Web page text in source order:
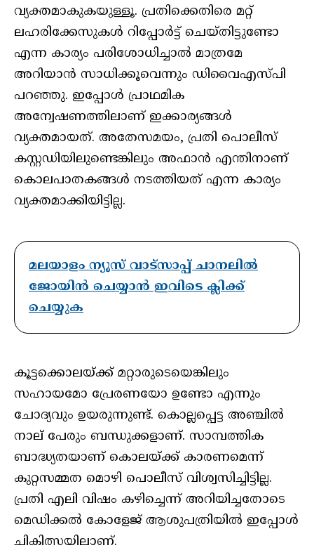
വ്യക്തമാകുകയുള്ളൂ. പ്രതിക്കെതിരെ മറ്റ്
ലഹരിക്കേസുകൾ റിപ്പോർട്ട് ചെയ്തിട്ടുണ്ടോ
എന്ന കാര്യം പരിശോധിച്ചാൽ മാത്രമേ
അറിയാൻ സാധിക്കൂവെന്നും ഡിവൈഎസ്പി
പറഞ്ഞു. ഇപ്പോൾ പ്രാഥമിക
അന്വേഷണത്തിലാണ് ഇക്കാര്യങ്ങൾ
വ്യക്തമായത്. അതേസമയം, പ്രതി പൊലീസ്
കസ്റ്റഡിയിലുണ്ടെങ്കിലും അഫാൻ എന്തിനാണ്
കൊലപാതകങ്ങൾ നടത്തിയത് എന്ന കാര്യം
വ്യക്തമാക്കിയിട്ടില്ല.
മലയാളം ന്യൂസ് വാട്സാപ്പ് ചാനലിൽ
ജോയിൻ ചെയ്യാൻ ഇവിടെ ക്ലിക്ക്
ചെയ്യുക
കൂട്ടക്കൊലയ്ക്ക് മറ്റാരുടെയെങ്കിലും
സഹായമോ പ്രേരണയോ ഉണ്ടോ എന്നും
ചോദ്യവും ഉയരുന്നുണ്ട്. കൊല്ലപ്പെട്ട അഞ്ചിൽ
നാല് പേരും ബന്ധുക്കളാണ്. സാമ്പത്തിക
ബാദ്ധ്യതയാണ് കൊലയ്ക്ക് കാരണമെന്ന്
കുറ്റസമ്മത മൊഴി പൊലീസ് വിശ്വസിച്ചിട്ടില്ല.
പ്രതി എലി വിഷം കഴിച്ചെന്ന് അറിയിച്ചതോടെ
മെഡിക്കൽ കോളേജ് ആശുപത്രിയിൽ ഇപ്പോൾ
ചികിത്സയിലാണ്.